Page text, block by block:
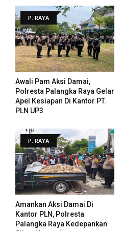
P. RAYA
Awali Pam Aksi Damai,
Polresta Palangka Raya Gelar
Apel Kesiapan Di Kantor PT.
PLN UP3
P. RAYA
Amankan Aksi Damai Di
Kantor PLN, Polresta
Palangka Raya Kedepankan